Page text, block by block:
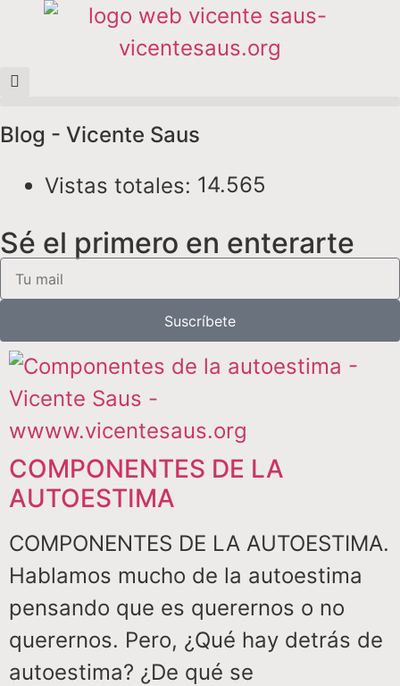
Blog - Vicente Saus
Vistas totales: 14.565
Sé el primero en enterarte
Suscríbete
COMPONENTES DE LA
AUTOESTIMA
COMPONENTES DE LA AUTOESTIMA.
Hablamos mucho de la autoestima
pensando que es querernos o no
querernos. Pero, ¿Qué hay detrás de
autoestima? ¿De qué se